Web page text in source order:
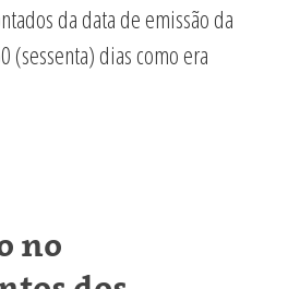
da data de emissão da
(sessenta) dias como era
no